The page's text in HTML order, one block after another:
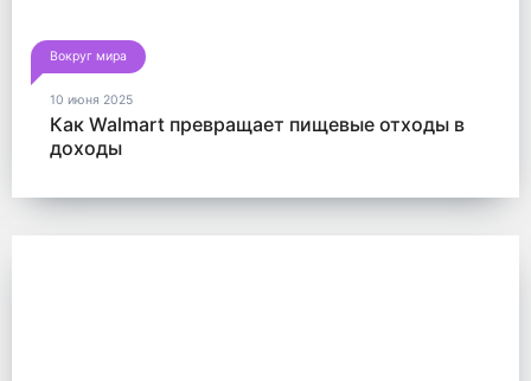
Вокруг мира
10 июня 2025
Как Walmart превращает пищевые отходы в
доходы